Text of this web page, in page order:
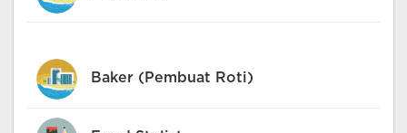
Baker (Pembuat Roti)